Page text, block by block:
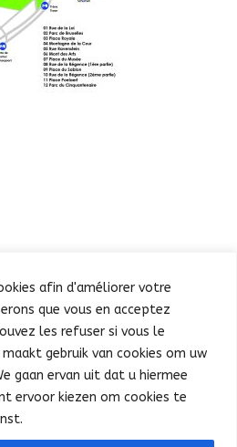
afin d'améliorer votre
que vous en acceptez
les refuser si vous le
gebruik van cookies om uw
gaan ervan uit dat u hiermee
ervoor kiezen om cookies te
Fête au Parc